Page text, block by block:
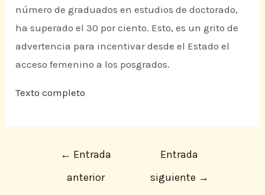
número de graduados en estudios de doctorado,
ha superado el 30 por ciento. Esto, es un grito de
advertencia para incentivar desde el Estado el
acceso femenino a los posgrados.
Texto completo
← Entrada
anterior
Entrada
siguiente →